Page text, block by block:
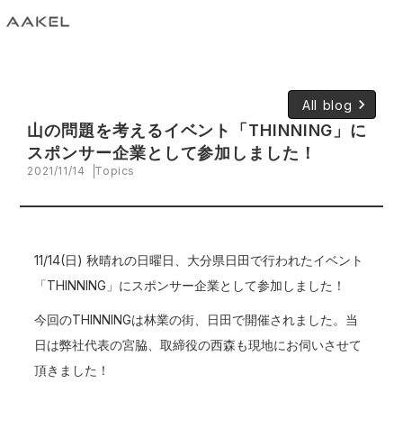
All blog keyboard_arrow_right
山の問題を考えるイベント「THINNING」に
スポンサー企業として参加しました！
2021/11/14 Topics
11/14(日) 秋晴れの日曜日、大分県日田で行われたイベント
「THINNING」にスポンサー企業として参加しました！
今回のTHINNINGは林業の街、日田で開催されました。当
日は弊社代表の宮脇、取締役の西森も現地にお伺いさせて
頂きました！